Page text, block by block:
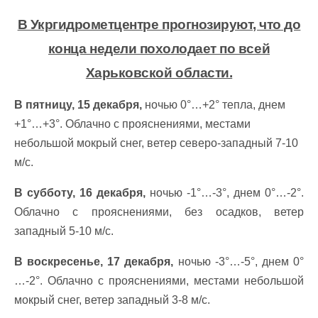
В Укргидрометцентре прогнозируют, что до
конца недели похолодает по всей
Харьковской области.
В пятницу, 15 декабря, ночью 0°…+2° тепла, днем
+1°…+3°. Облачно с прояснениями, местами
небольшой мокрый снег, ветер северо-западный 7-10
м/с.
В субботу, 16 декабря, ночью -1°…-3°, днем 0°…-2°.
Облачно с прояснениями, без осадков, ветер
западный 5-10 м/с.
В воскресенье, 17 декабря, ночью -3°…-5°, днем 0°
…-2°. Облачно с прояснениями, местами небольшой
мокрый снег, ветер западный 3-8 м/с.